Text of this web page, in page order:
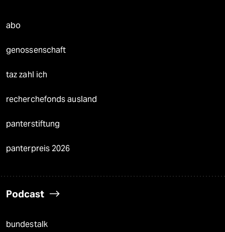
abo
genossenschaft
taz zahl ich
recherchefonds ausland
panterstiftung
panterpreis 2026
Podcast
bundestalk